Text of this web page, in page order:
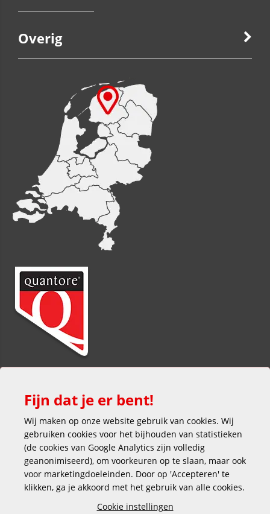
Overig
Veilig en gemakkelijk betalen
Fijn dat je er bent!
Wij maken op onze website gebruik van cookies. Wij
gebruiken cookies voor het bijhouden van statistieken
(de cookies van Google Analytics zijn volledig
geanonimiseerd), om voorkeuren op te slaan, maar ook
voor marketingdoeleinden. Door op 'Accepteren' te
klikken, ga je akkoord met het gebruik van alle cookies.
Cookie instellingen